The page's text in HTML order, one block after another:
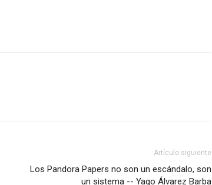
Artículo siguiente
Los Pandora Papers no son un escándalo, son
un sistema -- Yago Álvarez Barba